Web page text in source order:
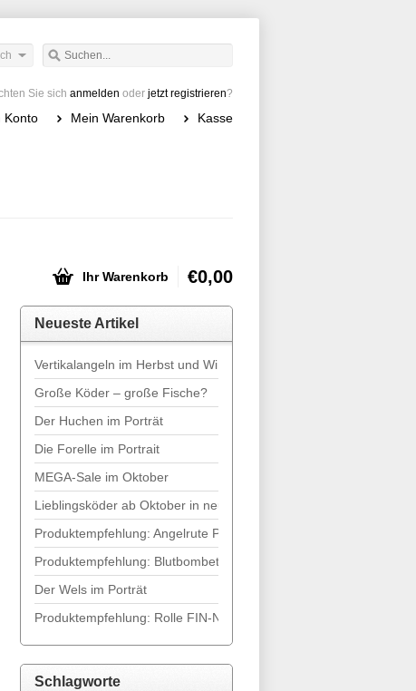
Sie sich anmelden oder jetzt registrieren?
Konto Mein Warenkorb Kasse
Ihr Warenkorb €0,00
Neueste Artikel
Vertikalangeln im Herbst und Winter
Große Köder – große Fische?
Der Huchen im Porträt
Die Forelle im Portrait
MEGA-Sale im Oktober
Lieblingsköder ab Oktober in neuen Farben
Produktempfehlung: Angelrute Penzil Nano Spin von WFT
Produktempfehlung: BlutbombetteTM
Der Wels im Porträt
Produktempfehlung: Rolle FIN-NOR Lethal LT
Schlagworte